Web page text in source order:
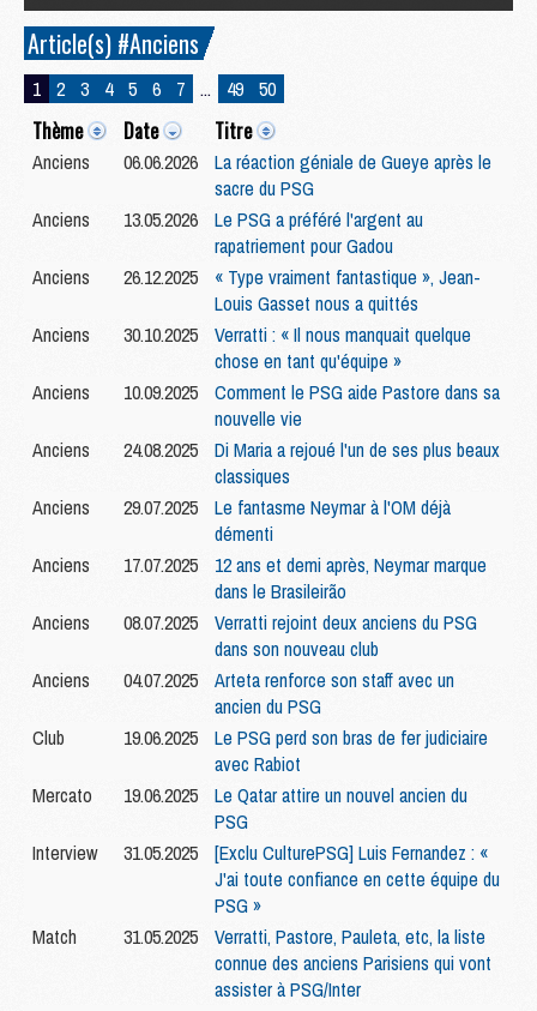
Article(s) #Anciens
1 2 3 4 5 6 7 ... 49 50
Thème Date Titre
Anciens 06.06.2026
La réaction géniale de Gueye après le
sacre du PSG
Anciens
13.05.2026
Le PSG a préféré l'argent au
rapatriement pour Gadou
Anciens
26.12.2025
« Type vraiment fantastique », Jean-
Louis Gasset nous a quittés
Anciens
30.10.2025
Verratti : « Il nous manquait quelque
chose en tant qu'équipe »
Anciens
10.09.2025
Comment le PSG aide Pastore dans sa
nouvelle vie
Anciens
24.08.2025
Di Maria a rejoué l'un de ses plus beaux
classiques
Anciens
29.07.2025
Le fantasme Neymar à l'OM déjà
démenti
Anciens
17.07.2025
12 ans et demi après, Neymar marque
dans le Brasileirão
Anciens
08.07.2025
Verratti rejoint deux anciens du PSG
dans son nouveau club
Anciens
04.07.2025
Arteta renforce son staff avec un
ancien du PSG
Club
19.06.2025
Le PSG perd son bras de fer judiciaire
avec Rabiot
Mercato
19.06.2025
Le Qatar attire un nouvel ancien du
PSG
Interview
31.05.2025
[Exclu CulturePSG] Luis Fernandez : «
J'ai toute confiance en cette équipe du
PSG »
Match
31.05.2025
Verratti, Pastore, Pauleta, etc, la liste
connue des anciens Parisiens qui vont
assister à PSG/Inter